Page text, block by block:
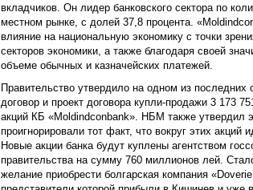
вкладчиков. Он лидер банковского сектора по
местном рынке, с долей 37,8 процента.
влияние на национальную экономику с точки
секторов экономики, а также благодаря своей
объеме обычных и казначейских платежей.
Правительство утвердило на одном из последних
договор и проект договора купли-продажи 3 173
акций КБ «Moldindconbank». НБМ также утвердил
проигнорировали тот факт, что вокруг этих акций
Новые акции банка будут куплены агентством
правительства на сумму 760 миллионов лей.
желание приобрести болгарская компания